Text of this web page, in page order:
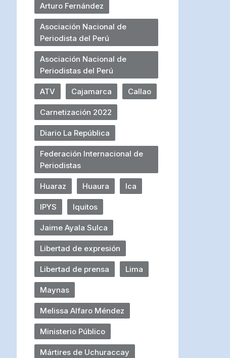
Arturo Fernández
Asociación Nacional de
Periodista del Perú
Asociación Nacional de
Periodistas del Perú
ATV Cajamarca Callao
Carnetización 2022
Diario La República
Federación Internacional de
Periodistas
Huaraz Huaura Ica
IPYS Iquitos
Jaime Ayala Sulca
Libertad de expresión
Libertad de prensa Lima
Maynas
Melissa Alfaro Méndez
Ministerio Público
Mártires de Uchuraccay